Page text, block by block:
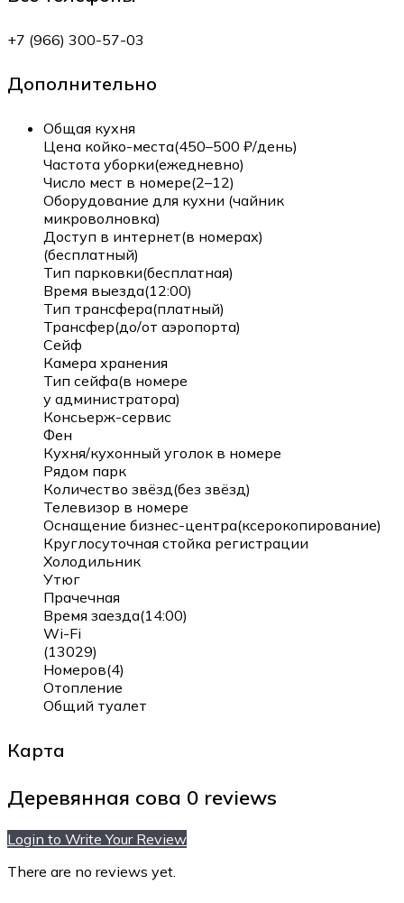
+7 (966) 300-57-03
Дополнительно
Общая кухня
Цена койко-места(450–500 ₽/день)
Частота уборки(ежедневно)
Число мест в номере(2–12)
Оборудование для кухни (чайник
микроволновка)
Доступ в интернет(в номерах)
(бесплатный)
Тип парковки(бесплатная)
Время выезда(12:00)
Тип трансфера(платный)
Трансфер(до/от аэропорта)
Сейф
Камера хранения
Тип сейфа(в номере
у администратора)
Консьерж-сервис
Фен
Кухня/кухонный уголок в номере
Рядом парк
Количество звёзд(без звёзд)
Телевизор в номере
Оснащение бизнес-центра(ксерокопирование)
Круглосуточная стойка регистрации
Холодильник
Утюг
Прачечная
Время заезда(14:00)
Wi-Fi
(13029)
Номеров(4)
Отопление
Общий туалет
Карта
Деревянная сова 0 reviews
Login to Write Your Review
There are no reviews yet.